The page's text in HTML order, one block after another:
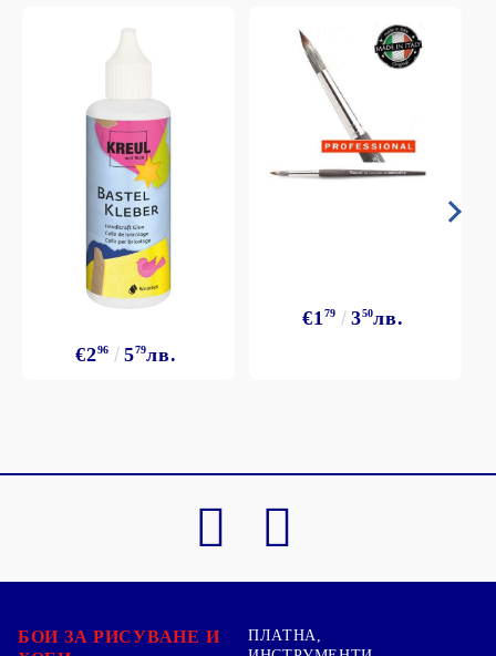
€296 579лв.
€1 79 350лв.
БОИ ЗА РИСУВАНЕ И
ПЛАТНА,